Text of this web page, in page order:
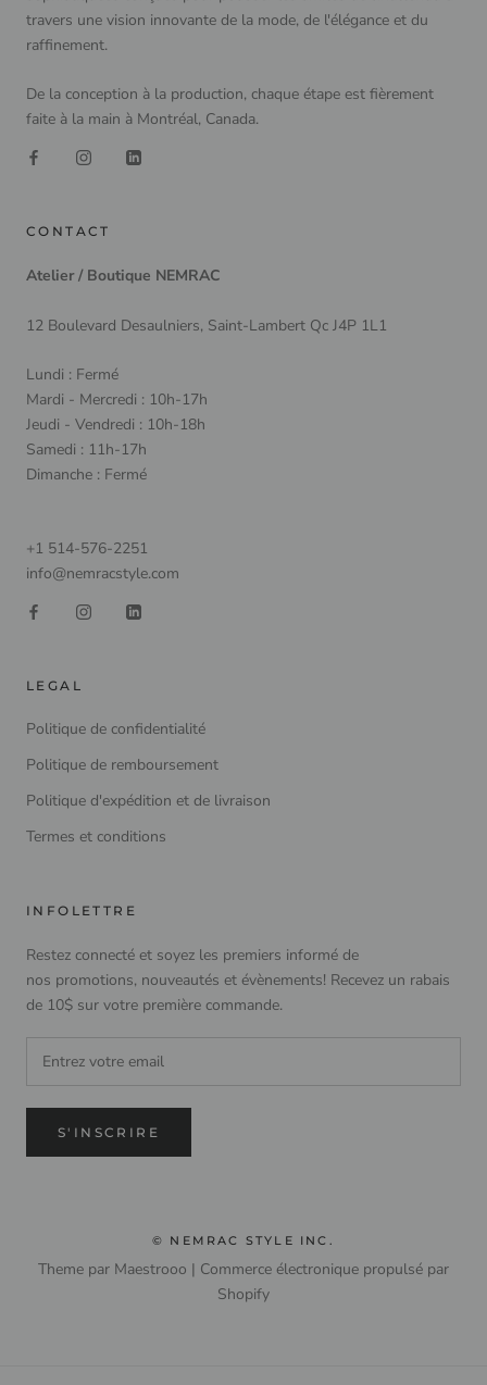
travers une vision innovante de la mode, de l'élégance et du
raffinement.
De la conception à la production, chaque étape est fièrement
faite à la main à Montréal, Canada.
CONTACT
Atelier / Boutique NEMRAC
12 Boulevard Desaulniers, Saint-Lambert Qc J4P 1L1
Lundi : Fermé
Mardi - Mercredi : 10h-17h
Jeudi - Vendredi : 10h-18h
Samedi : 11h-17h
Dimanche : Fermé
+1 514-576-2251
info@nemracstyle.com
LEGAL
Politique de confidentialité
Politique de remboursement
Politique d'expédition et de livraison
Termes et conditions
INFOLETTRE
Restez connecté et soyez les premiers informé de
nos promotions, nouveautés et évènements! Recevez un rabais
de 10$ sur votre première commande.
S'INSCRIRE
© NEMRAC STYLE INC.
Theme par Maestrooo | Commerce électronique propulsé par
Shopify